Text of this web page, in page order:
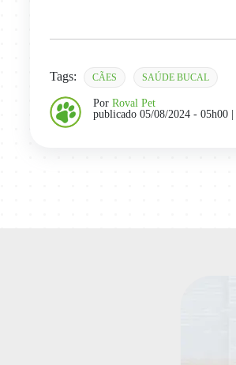
Tags: CÃES SAÚDE BUCAL
Por Roval Pet
publicado 05/08/2024 - 05h00